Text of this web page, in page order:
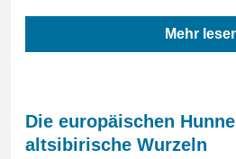
Mehr
Die europäischen
altsibirische Wurzeln